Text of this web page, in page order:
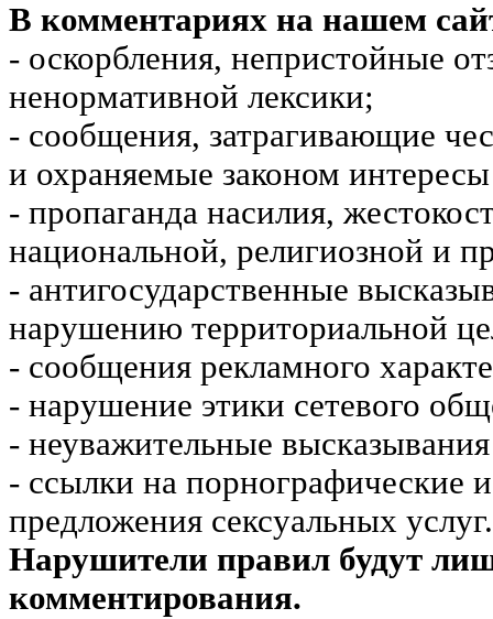
В комментариях на нашем
- оскорбления, непристойные
ненормативной лексики;
- сообщения, затрагивающие
и охраняемые законом
- пропаганда насилия,
национальной, религиозной и
- антигосударственные
нарушению территориальной
- сообщения рекламного
- нарушение этики сетевого
- неуважительные
- ссылки на порнографические
предложения сексуальных услуг.
Нарушители правил будут
комментирования.